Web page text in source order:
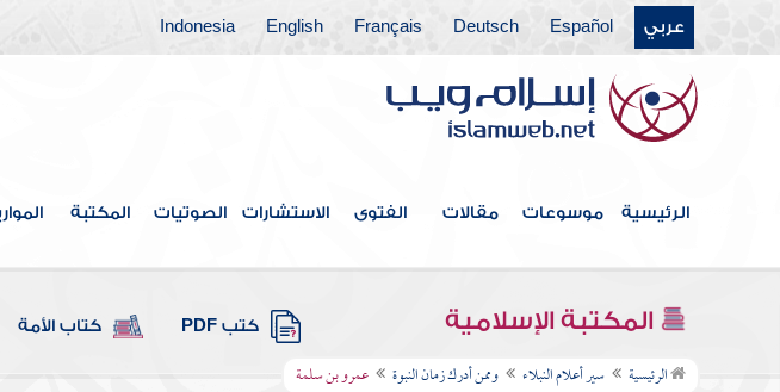
عربي Español
Deutsch
Français
English
Indonesia
الرئيسية موسوعات مقالات الفتوى الاستشارات الصوتيات المكتبة
المكتبة الإسلامية كتب PDF كتاب الأمة
الرئيسية سير أعلام النبلاء وممن أدرك زمان النبوة عمرو بن سلمة
فهرس الكتاب
الصحابة رضوان الله عليهم
ومن بقايا صغار الصحابة
ومن صغار الصحابة
كبار التابعين
وممن أدرك زمان النبوة